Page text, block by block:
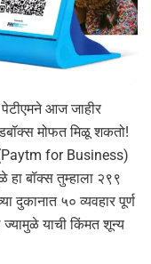
पेटीएमने आज जाहीर
मोफत मिळू शकतो!
(Paytm for Business)
बॉक्स तुम्हाला २९९
दुकानात ५० व्यवहार पूर्ण
याची किंमत शून्य